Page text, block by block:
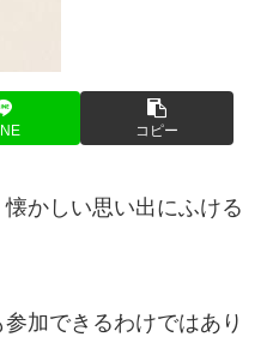
コピー
かしい思い出にふける
加できるわけではあり